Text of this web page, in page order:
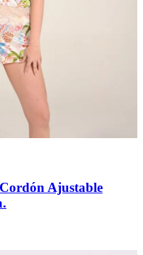
Ajustable